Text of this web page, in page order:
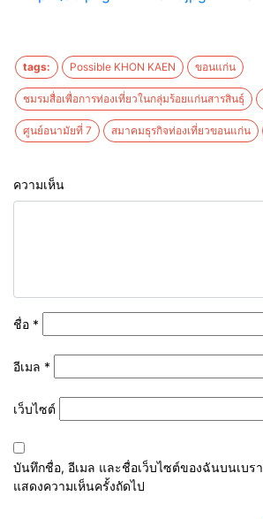
tags: Possible KHON KAEN ขอนแก่น
ชมรมสื่อเพื่อการท่องเที่ยวในกลุ่มร้อยแก่นสารสินธุ์
ศูนย์อนามัยที่ 7 สมาคมธุรกิจท่องเที่ยวขอนแก่น
ความเห็น
ชื่อ *
อีเมล *
เว็บไซต์
บันทึกชื่อ, อีเมล และชื่อเว็บไซต์ของฉันบนเบร
แสดงความเห็นครั้งถัดไป